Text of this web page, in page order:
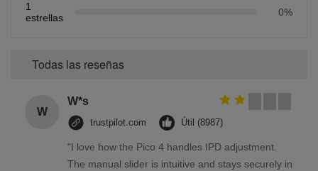
1
estrellas
0%
Todas las reseñas
W
W*s
trustpilot.com Útil (8987)
"I love how the Pico 4 handles IPD adjustment.
The manual slider is intuitive and stays securely in